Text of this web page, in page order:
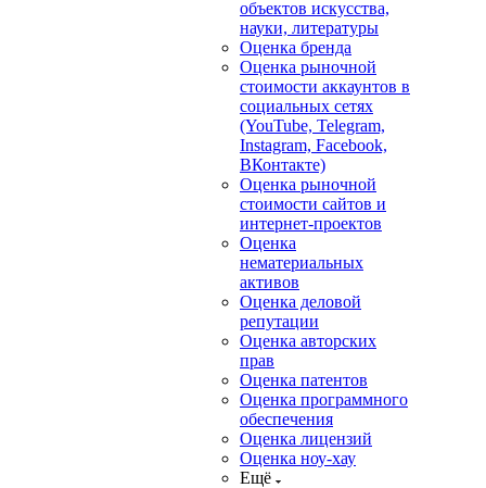
объектов искусства,
науки, литературы
Оценка бренда
Оценка рыночной
стоимости аккаунтов в
социальных сетях
(YouTube, Telegram,
Instagram, Facebook,
ВКонтакте)
Оценка рыночной
стоимости сайтов и
интернет-проектов
Оценка
нематериальных
активов
Оценка деловой
репутации
Оценка авторских
прав
Оценка патентов
Оценка программного
обеспечения
Оценка лицензий
Оценка ноу-хау
Ещё